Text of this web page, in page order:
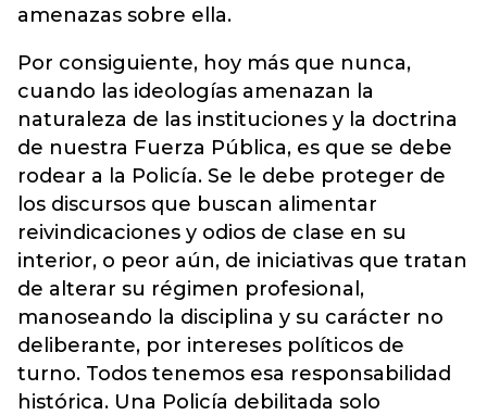
amenazas sobre ella.
Por consiguiente, hoy más que nunca,
cuando las ideologías amenazan la
naturaleza de las instituciones y la doctrina
de nuestra Fuerza Pública, es que se debe
rodear a la Policía. Se le debe proteger de
los discursos que buscan alimentar
reivindicaciones y odios de clase en su
interior, o peor aún, de iniciativas que tratan
de alterar su régimen profesional,
manoseando la disciplina y su carácter no
deliberante, por intereses políticos de
turno. Todos tenemos esa responsabilidad
histórica. Una Policía debilitada solo